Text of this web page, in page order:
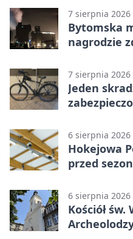
7 sierpnia 2026
Bytomska
nagrodzie
7 sierpnia 2026
Jeden
6 sierpnia 2026
Hokejowa
przed
6 sierpnia 2026
Kościół